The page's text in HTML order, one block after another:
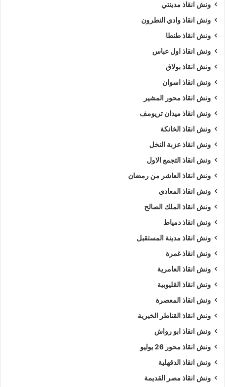
ونش انقاذ مدينتي
ونش انقاذ وادي النطرون
ونش انقاذ طنطا
ونش انقاذ اول عباس
ونش انقاذ بولاق
ونش انقاذ اسوان
ونش انقاذ محور المشير
ونش انقاذ ميدان تريومف
ونش انقاذ الخانكة
ونش انقاذ عزبة النخل
ونش انقاذ التجمع الاول
ونش انقاذ العاشر من رمضان
ونش انقاذ المعادي
ونش انقاذ الملك الصالح
ونش انقاذ دمياط
ونش انقاذ مدينة المستقبل
ونش انقاذ غمرة
ونش انقاذ العامرية
ونش انقاذ القليوبية
ونش انقاذ المعصرة
ونش انقاذ القناطر الخيرية
ونش انقاذ ابو رواش
ونش انقاذ محور 26 يوليو
ونش انقاذ الدقهلية
ونش انقاذ مصر القديمة